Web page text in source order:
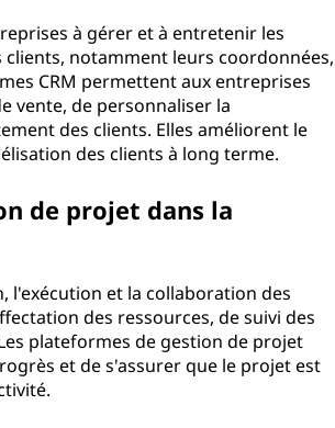
à gérer et à entretenir les
clients, notamment leurs coordonnées,
CRM permettent aux entreprises
vente, de personnaliser la
des clients. Elles améliorent le
des clients à long terme.
de projet dans la
l'exécution et la collaboration des
des ressources, de suivi des
plateformes de gestion de projet
et de s'assurer que le projet est